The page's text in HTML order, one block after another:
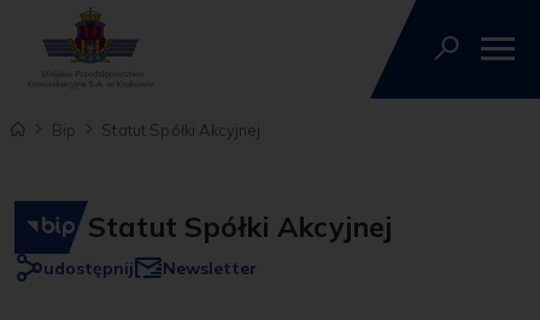
Bip Statut Spółki Akcyjnej
Statut Spółki Akcyjnej
udostępnij Newsletter